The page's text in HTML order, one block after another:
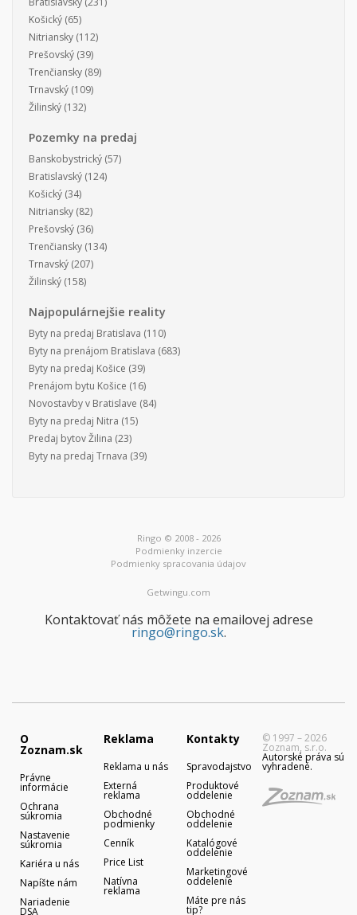
Košický (65)
Nitriansky (112)
Prešovský (39)
Trenčiansky (89)
Trnavský (109)
Žilinský (132)
Pozemky na predaj
Banskobystrický (57)
Bratislavský (124)
Košický (34)
Nitriansky (82)
Prešovský (36)
Trenčiansky (134)
Trnavský (207)
Žilinský (158)
Najpopulárnejšie reality
Byty na predaj Bratislava (110)
Byty na prenájom Bratislava (683)
Byty na predaj Košice (39)
Prenájom bytu Košice (16)
Novostavby v Bratislave (84)
Byty na predaj Nitra (15)
Predaj bytov Žilina (23)
Byty na predaj Trnava (39)
Ringo © 2008 - 2026
Podmienky inzercie
Podmienky spracovania údajov
Getwingu.com
Kontaktovať nás môžete na emailovej adrese
ringo@ringo.sk.
O
Zoznam.sk
Právne
informácie
Ochrana
súkromia
Nastavenie
súkromia
Kariéra u nás
Napíšte nám
Nariadenie
DSA
Reklama
Reklama u nás
Externá
reklama
Obchodné
podmienky
Cenník
Price List
Natívna
reklama
Kontakty
Spravodajstvo
Produktové
oddelenie
Obchodné
oddelenie
Katalógové
oddelenie
Marketingové
oddelenie
Máte pre nás
tip?
© 1997 – 2026
Zoznam, s.r.o.
Autorské práva sú
vyhradené.